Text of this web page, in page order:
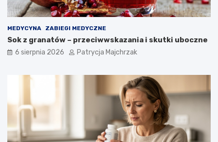
MEDYCYNA ZABIEGI MEDYCZNE
Sok z granatów – przeciwwskazania i skutki uboczne
6 sierpnia 2026 Patrycja Majchrzak